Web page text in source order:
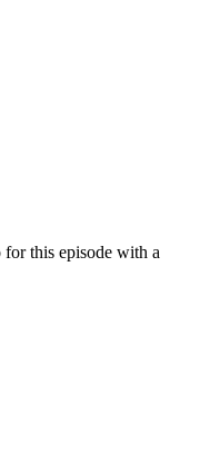
for this episode with a